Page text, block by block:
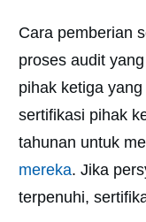
Cara pemberian
proses audit
pihak ketiga
sertifikasi pihak
tahunan untuk
mereka. Jika
terpenuhi,